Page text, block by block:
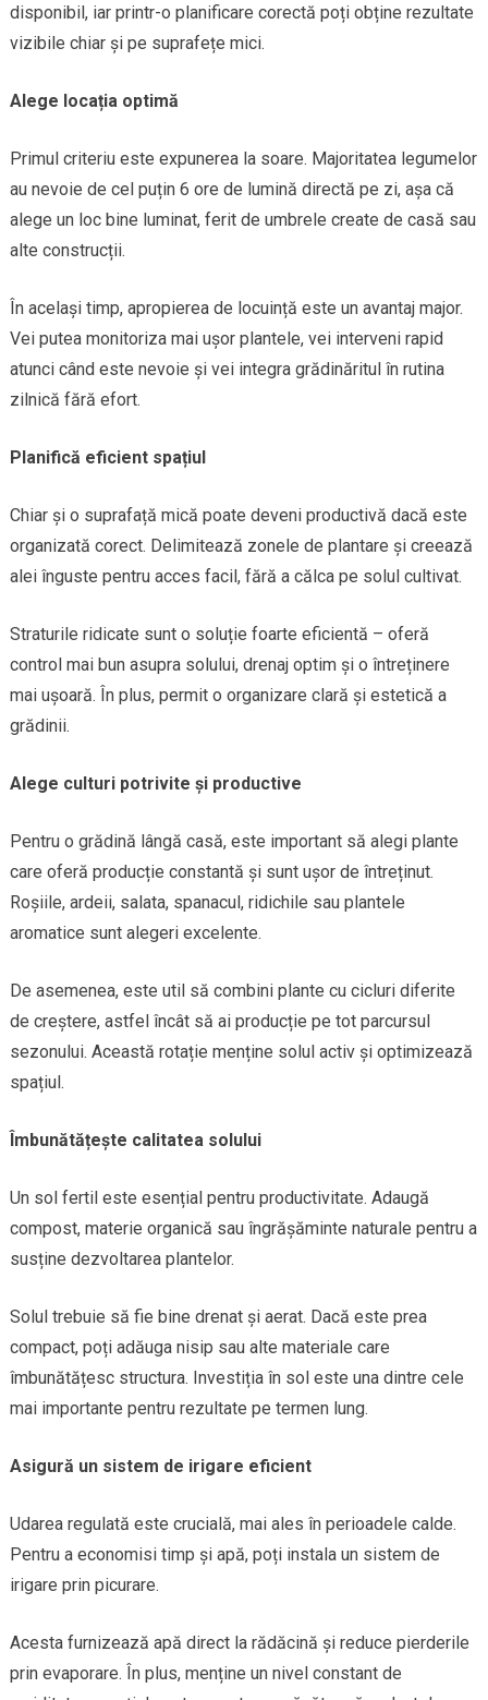
disponibil, iar printr-o planificare corectă poți obține rezultate
vizibile chiar și pe suprafețe mici.
Alege locația optimă
Primul criteriu este expunerea la soare. Majoritatea legumelor
au nevoie de cel puțin 6 ore de lumină directă pe zi, așa că
alege un loc bine luminat, ferit de umbrele create de casă sau
alte construcții.
În același timp, apropierea de locuință este un avantaj major.
Vei putea monitoriza mai ușor plantele, vei interveni rapid
atunci când este nevoie și vei integra grădinăritul în rutina
zilnică fără efort.
Planifică eficient spațiul
Chiar și o suprafață mică poate deveni productivă dacă este
organizată corect. Delimitează zonele de plantare și creează
alei înguste pentru acces facil, fără a călca pe solul cultivat.
Straturile ridicate sunt o soluție foarte eficientă – oferă
control mai bun asupra solului, drenaj optim și o întreținere
mai ușoară. În plus, permit o organizare clară și estetică a
grădinii.
Alege culturi potrivite și productive
Pentru o grădină lângă casă, este important să alegi plante
care oferă producție constantă și sunt ușor de întreținut.
Roșiile, ardeii, salata, spanacul, ridichile sau plantele
aromatice sunt alegeri excelente.
De asemenea, este util să combini plante cu cicluri diferite
de creștere, astfel încât să ai producție pe tot parcursul
sezonului. Această rotație menține solul activ și optimizează
spațiul.
Îmbunătățește calitatea solului
Un sol fertil este esențial pentru productivitate. Adaugă
compost, materie organică sau îngrășăminte naturale pentru a
susține dezvoltarea plantelor.
Solul trebuie să fie bine drenat și aerat. Dacă este prea
compact, poți adăuga nisip sau alte materiale care
îmbunătățesc structura. Investiția în sol este una dintre cele
mai importante pentru rezultate pe termen lung.
Asigură un sistem de irigare eficient
Udarea regulată este crucială, mai ales în perioadele calde.
Pentru a economisi timp și apă, poți instala un sistem de
irigare prin picurare.
Acesta furnizează apă direct la rădăcină și reduce pierderile
prin evaporare. În plus, menține un nivel constant de